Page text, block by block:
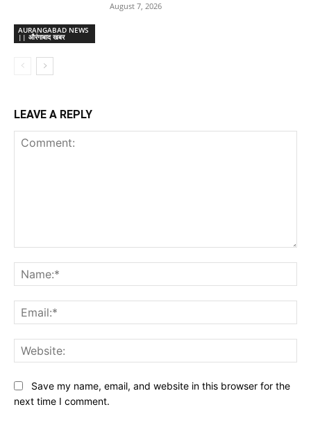
AURANGABAD NEWS
|| औरंगाबाद खबर
August 7, 2026
LEAVE A REPLY
Save my name, email, and website in this browser for the
next time I comment.